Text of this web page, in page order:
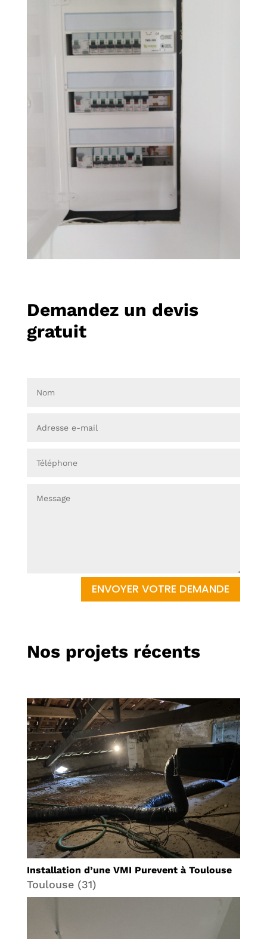
Demandez un devis
gratuit
ENVOYER VOTRE DEMANDE
Nos projets récents
Installation d’une VMI Purevent à Toulouse
Toulouse (31)